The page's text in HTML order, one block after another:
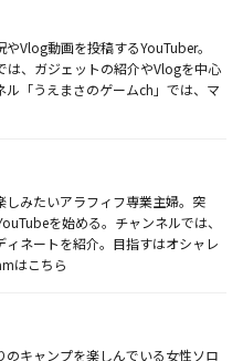
Vlog動画を投稿するYouTuber。
は、ガジェットの紹介やVlogを中心
ル「うえまさのゲームch」では、マ
しみたいアラフィフ専業主婦。突
を始める。チャンネルでは、
ィネートを紹介。目指すはオシャレ
はこちら
キャンプを楽しんでいる女性ソロ